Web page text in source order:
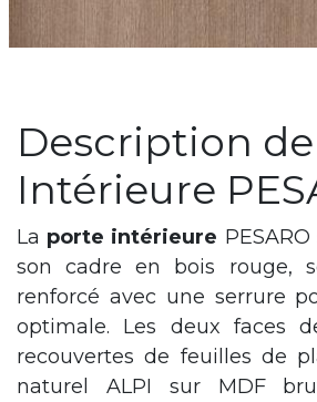
Description
Intérieure
La porte intérieure
son cadre en bois rouge,
renforcé avec une serrure
optimale. Les deux faces
recouvertes de feuilles de
naturel ALPI sur MDF